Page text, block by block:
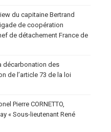
du capitaine Bertrand
de coopération
de détachement France de
décarbonation des
de l’article 73 de la loi
Pierre CORNETTO,
« Sous-lieutenant René